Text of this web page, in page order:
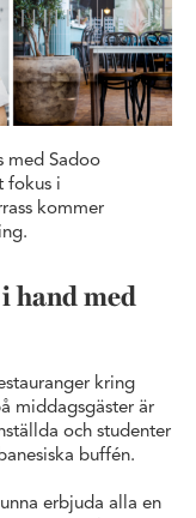
med Sadoo
fokus i
kommer
hand med
kring
middagsgäster är
och studenter
buffén.
erbjuda alla en